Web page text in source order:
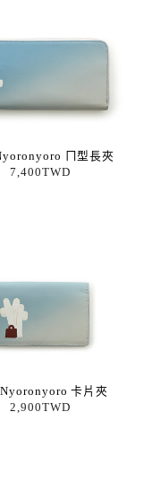
ㄇ型長夾
7,400TWD
卡片夾
2,900TWD